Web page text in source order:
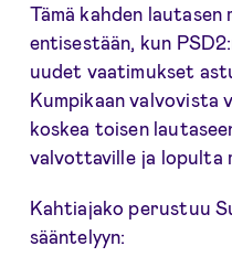
Tämä kahden
entisestään, kun
uudet vaatimukset
Kumpikaan valvovista
koskea toisen
valvottaville ja lopulta
Kahtiajako perustuu
sääntelyyn: